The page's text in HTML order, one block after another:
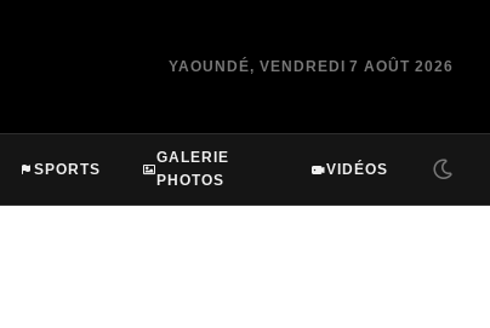
YAOUNDÉ, VENDREDI 7 AOÛT 2026
SPORTS
GALERIE
PHOTOS
VIDÉOS